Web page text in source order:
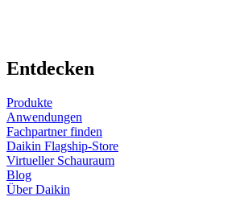
Entdecken
Produkte
Anwendungen
Fachpartner finden
Daikin Flagship-Store
Virtueller Schauraum
Blog
Über Daikin